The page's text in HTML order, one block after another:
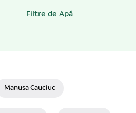
Filtre de Apă
Manusa Cauciuc